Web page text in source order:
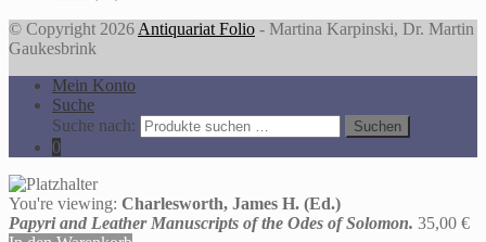
© Copyright 2026 Antiquariat Folio - Martina Karpinski, Dr. Martin
Gaukesbrink
Mein Konto
Suche
Suche nach:
Suchen
0
You're viewing: Charlesworth, James H. (Ed.)
Papyri and Leather Manuscripts of the Odes of Solomon. 35,00 €